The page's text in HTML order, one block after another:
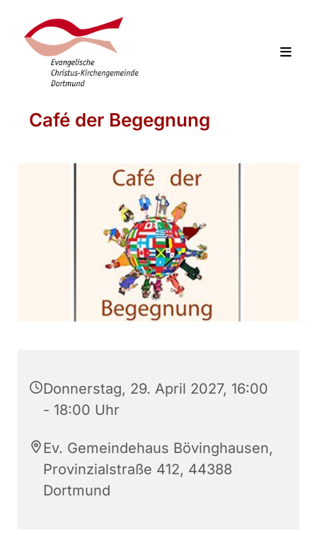
Café der Begegnung
Donnerstag, 29. April 2027, 16:00
- 18:00 Uhr
Ev. Gemeindehaus Bövinghausen,
Provinzialstraße 412, 44388
Dortmund